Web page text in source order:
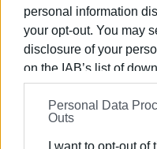
personal information
your opt-out. You may
disclosure of your
on the IAB’s list of
information may also
on theIAB’s List of
further disclose it to
Personal Data
Outs
I want to opt-out